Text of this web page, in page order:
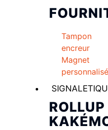
Tampon
encreur
Magnet
personnalisé
ROLLUP